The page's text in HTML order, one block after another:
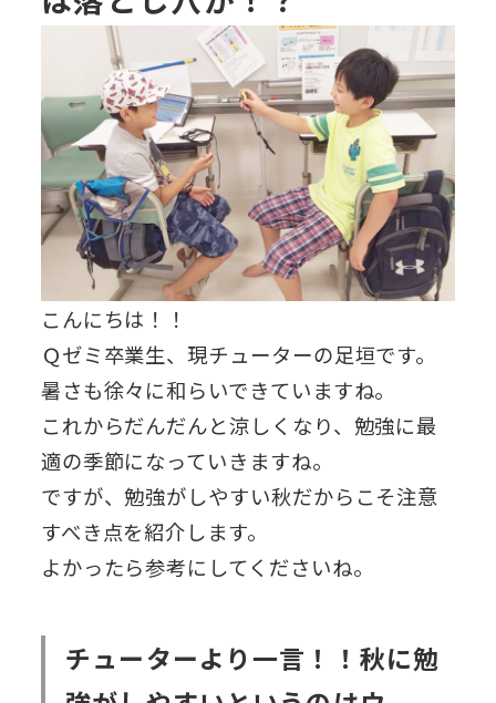
こんにちは！！
Ｑゼミ卒業生、現チューターの足垣です。
暑さも徐々に和らいできていますね。
これからだんだんと涼しくなり、勉強に最
適の季節になっていきますね。
ですが、勉強がしやすい秋だからこそ注意
すべき点を紹介します。
よかったら参考にしてくださいね。
チューターより一言！！秋に勉